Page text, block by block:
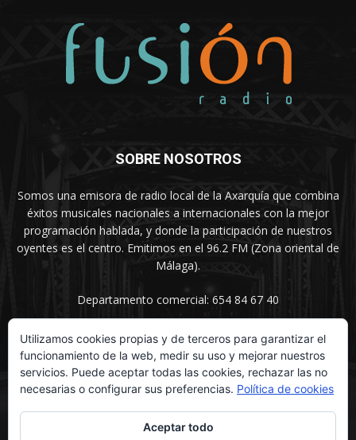
SOBRE NOSOTROS
Somos una emisora de radio local de la Axarquía que combina
éxitos musicales nacionales a internacionales con la mejor
programación hablada, y donde la participación de nuestros
oyentes es el centro. Emitimos en el 96.2 FM (Zona oriental de
Málaga).
Departamento comercial: 654 84 67 40
SÍGUENOS
Utilizamos cookies propias y de terceros para garantizar el
funcionamiento de la web, medir su uso y mejorar nuestros
servicios. Puede aceptar todas las cookies, rechazar las no
necesarias o configurar sus preferencias. Política de cookies
Aceptar todo